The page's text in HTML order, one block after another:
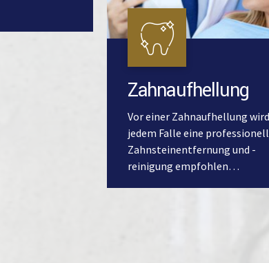
Zahnaufhellung
Vor einer Zahnaufhellung
jedem Falle eine
Zahnsteinentfernung und -
reinigung empfohlen…